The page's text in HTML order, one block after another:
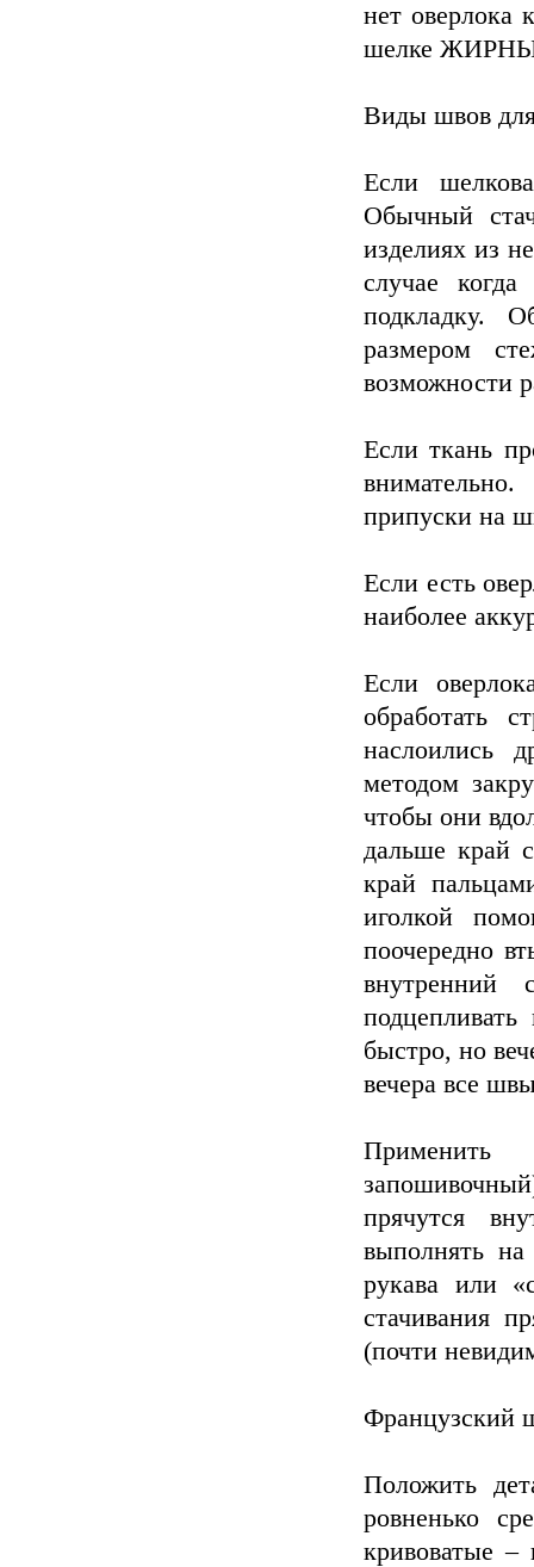
нет оверлока
шелке
Виды швов
Если
Обычный
изделиях из
случае
подкладку.
размером
возможности
Если ткань
припуски на
Если есть
наиболее
Если
обработать
наслоились
методом
чтобы они
дальше край
край
иголкой
поочередно
внутренний
быстро, но
вечера все
прячутся
выполнять
рукава или
стачивания
(почти
Французский
Положить
ровненько
кривоватые